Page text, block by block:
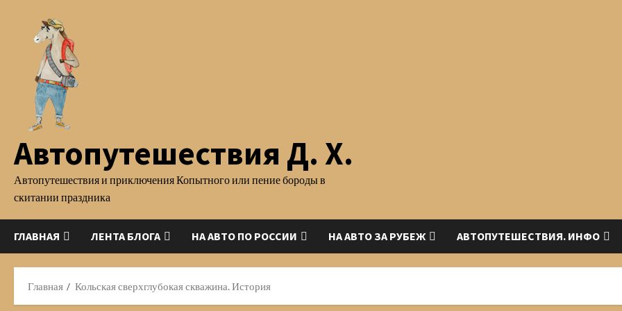
содержимому
Автопутешествия Д. Х.
Автопутешествия и приключения Копытного или пение бороды в
скитании праздника
ГЛАВНАЯ ЛЕНТА БЛОГА НА АВТО ПО РОССИИ НА АВТО ЗА РУБЕЖ АВТОПУТЕШЕСТВИЯ. ИНФО
Главная Кольская сверхглубокая скважина. История